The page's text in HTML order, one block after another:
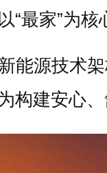
最家”为
能源技
建安心、